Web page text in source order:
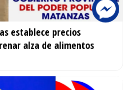
establece precios
alza de alimentos